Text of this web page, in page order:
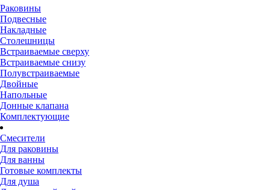
Раковины
Подвесные
Накладные
Столешницы
Встраиваемые сверху
Встраиваемые снизу
Полувстраиваемые
Двойные
Напольные
Донные клапана
Комплектующие
Смесители
Для раковины
Для ванны
Готовые комплекты
Для душа